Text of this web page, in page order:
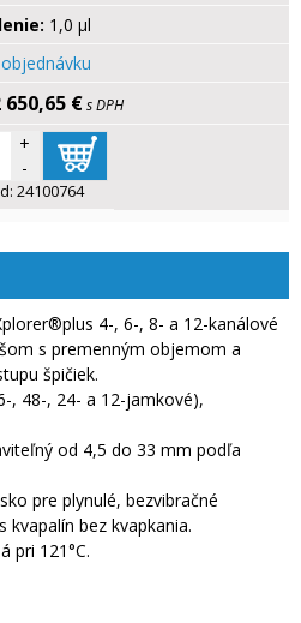
1,0 µl
650,65 € s DPH
+
-
24100764
4-, 6-, 8- a 12-kanálové
s premenným objemom a
špičiek.
, 48-, 24- a 12-jamkové),
od 4,5 do 33 mm podľa
pre plynulé, bezvibračné
bez kvapkania.
pri 121°C.